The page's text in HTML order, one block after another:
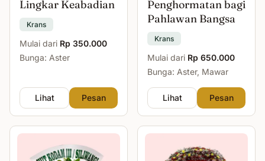
Lingkar Keabadian
Krans
Mulai dari Rp 350.000
Bunga: Aster
Lihat Pesan
Penghormatan bagi
Pahlawan Bangsa
Krans
Mulai dari Rp 650.000
Bunga: Aster, Mawar
Lihat Pesan